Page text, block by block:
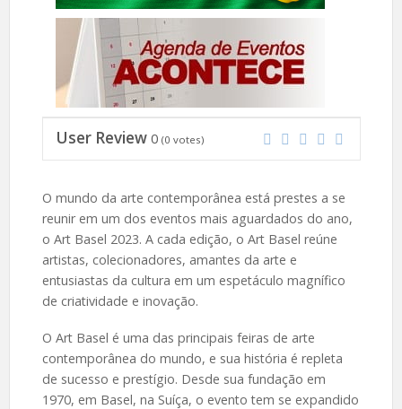
User Review 0 (0 votes)
O mundo da arte contemporânea está prestes a se
reunir em um dos eventos mais aguardados do ano,
o Art Basel 2023. A cada edição, o Art Basel reúne
artistas, colecionadores, amantes da arte e
entusiastas da cultura em um espetáculo magnífico
de criatividade e inovação.
O Art Basel é uma das principais feiras de arte
contemporânea do mundo, e sua história é repleta
de sucesso e prestígio. Desde sua fundação em
1970, em Basel, na Suíça, o evento tem se expandido